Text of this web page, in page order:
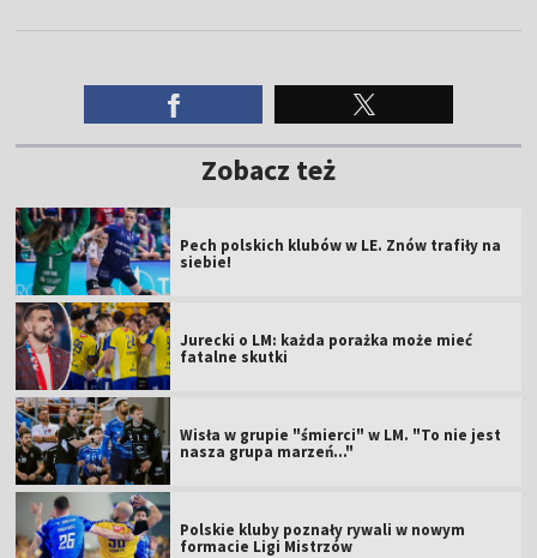
Zobacz też
Pech polskich klubów w LE. Znów trafiły na
siebie!
Jurecki o LM: każda porażka może mieć
fatalne skutki
Wisła w grupie "śmierci" w LM. "To nie jest
nasza grupa marzeń..."
Polskie kluby poznały rywali w nowym
formacie Ligi Mistrzów